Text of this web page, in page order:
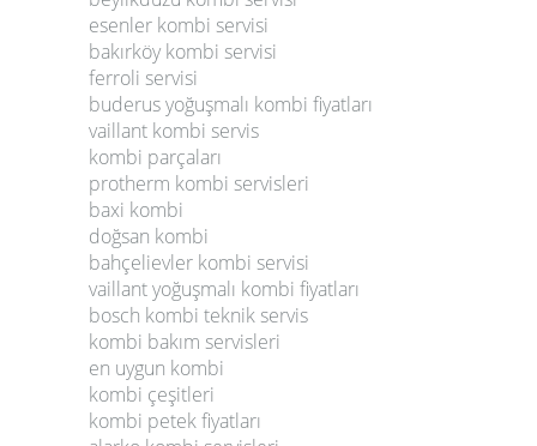
esenler kombi servisi
bakırköy kombi servisi
ferroli servisi
buderus yoğuşmalı kombi fiyatları
vaillant kombi servis
kombi parçaları
protherm kombi servisleri
baxi kombi
doğsan kombi
bahçelievler kombi servisi
vaillant yoğuşmalı kombi fiyatları
bosch kombi teknik servis
kombi bakım servisleri
en uygun kombi
kombi çeşitleri
kombi petek fiyatları